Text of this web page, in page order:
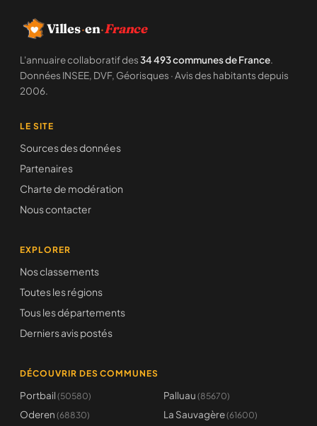
Villes·en·France
L'annuaire collaboratif des34 493 communes de France.
Données INSEE, DVF, Géorisques · Avis des habitants depuis
2006.
LE SITE
Sources des données
Partenaires
Charte de modération
Nous contacter
EXPLORER
Nos classements
Toutes les régions
Tous les départements
Derniers avis postés
DÉCOUVRIR DES COMMUNES
Portbail (50580) Palluau (85670)
Oderen (68830) La Sauvagère(61600)